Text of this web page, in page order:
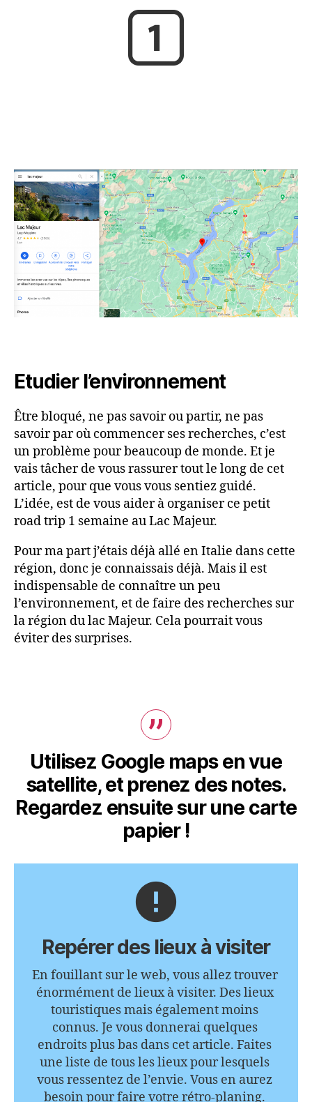
Etudier l’environnement
Être bloqué, ne pas savoir ou partir, ne pas
savoir par où commencer ses recherches, c’est
un problème pour beaucoup de monde. Et je
vais tâcher de vous rassurer tout le long de cet
article, pour que vous vous sentiez guidé.
L’idée, est de vous aider à organiser ce petit
road trip 1 semaine au Lac Majeur.
Pour ma part j’étais déjà allé en Italie dans cette
région, donc je connaissais déjà. Mais il est
indispensable de connaître un peu
l’environnement, et de faire des recherches sur
la région du lac Majeur. Cela pourrait vous
éviter des surprises.
Utilisez Google maps en vue
satellite, et prenez des notes.
Regardez ensuite sur une carte
papier !
error
Repérer des lieux à visiter
En fouillant sur le web, vous allez trouver
énormément de lieux à visiter. Des lieux
touristiques mais également moins
connus. Je vous donnerai quelques
endroits plus bas dans cet article. Faites
une liste de tous les lieux pour lesquels
vous ressentez de l’envie. Vous en aurez
besoin pour faire votre rétro-planing.